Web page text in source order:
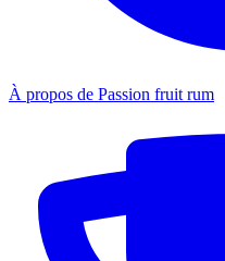
À propos de Passion fruit rum